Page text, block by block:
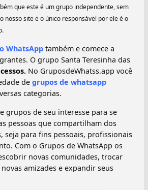
que este é um grupo independente, sem
nosso site e o único responsável por ele é o
WhatsApp também e comece a
O grupo Santa Teresinha das
No GruposdeWhatss.app você
de grupos de whatsapp
categorias.
grupos de seu interesse para se
pessoas que compartilham dos
seja para fins pessoais, profissionais
Com o Grupos de WhatsApp os
novas comunidades, trocar
amizades e expandir seus